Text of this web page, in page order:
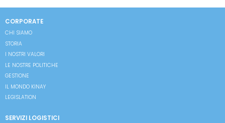
CORPORATE
CHI SIAMO
STORIA
I NOSTRI VALORI
LE NOSTRE POLITICHE
GESTIONE
IL MONDO KINAY
LEGISLATION
SERVIZI LOGISTICI